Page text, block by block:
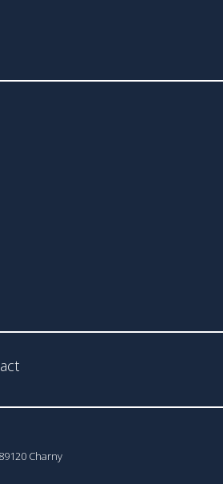
Charny